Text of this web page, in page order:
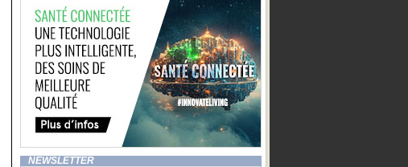
NEWSLETTER